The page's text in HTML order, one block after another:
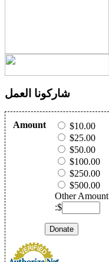
شاركونا العمل
Amount
$10.00
$25.00
$50.00
$100.00
$250.00
$500.00
Other Amount
:$